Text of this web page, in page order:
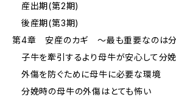
産出期(第2期)
後産期(第3期)
第4章 安産のカギ ～最も重要なのは
子牛を牽引するより母牛が安心して分
外傷を防ぐために母牛に必要な環境
分娩時の母牛の外傷はとても怖い